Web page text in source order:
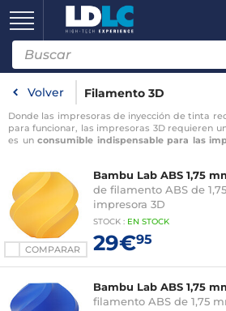
Volver Filamento 3D
Donde las impresoras de inyección de tinta
para funcionar, las impresoras 3D requieren
es unconsumible indispensable para las
que dará la forma final al modelo 3D que
aparecido en el mercado nuevos filamentos
madera,
el plástico sigue siendo el
impresión en 3D
…
COMPARAR
Bambu Lab ABS 1,75
de filamento ABS de
impresora 3D
STOCK : EN STOCK
29€95
Bambu Lab ABS 1,75
filamento ABS de 1,75